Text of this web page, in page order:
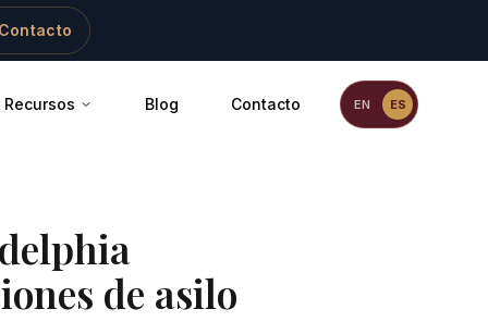
Recursos Blog Contacto ES
EN
de asilo